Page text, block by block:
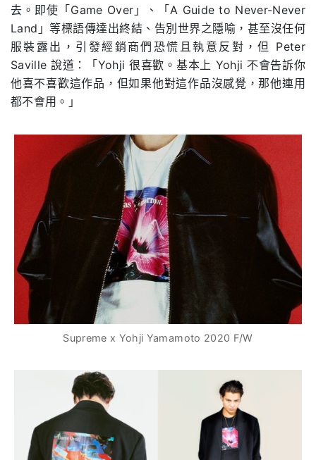
去。即使「Game Over」、「A Guide to Never-Never
Land」等標語傳達出終結、告別世界之隱喻，甚至沒任何
服裝露出，引發經銷商們恐慌且執意反對，但 Peter
Saville 說道：「Yohji 很喜歡。基本上 Yohji 不會告訴你
他喜不喜歡這作品，但如果他對這作品沒感覺，那他連用
都不會用。」
Supreme x Yohji Yamamoto 2020 F/W